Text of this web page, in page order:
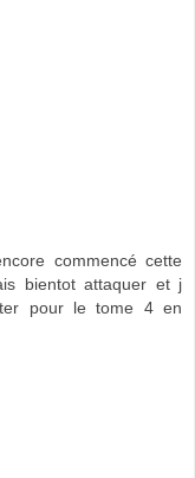
commencé cette
bientot attaquer et j
pour le tome 4 en